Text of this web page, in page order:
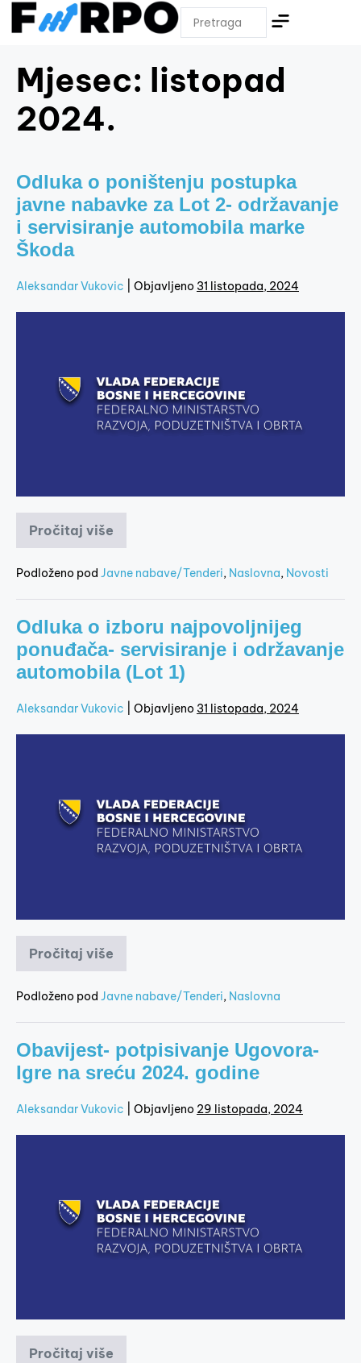
Mjesec: listopad
2024.
Odluka o poništenju postupka
javne nabavke za Lot 2- održavanje
i servisiranje automobila marke
Škoda
Aleksandar Vukovic Objavljeno 31 listopada, 2024
Pročitaj više
Podloženo pod Javne nabave/Tenderi, Naslovna, Novosti
Odluka o izboru najpovoljnijeg
ponuđača- servisiranje i održavanje
automobila (Lot 1)
Aleksandar Vukovic Objavljeno 31 listopada, 2024
Pročitaj više
Podloženo pod Javne nabave/Tenderi, Naslovna
Obavijest- potpisivanje Ugovora-
Igre na sreću 2024. godine
Aleksandar Vukovic Objavljeno 29 listopada, 2024
Pročitaj više